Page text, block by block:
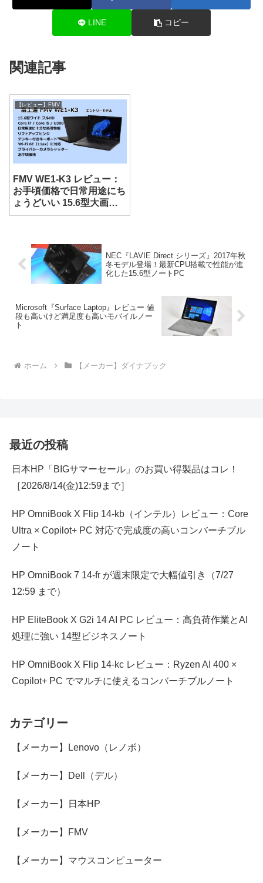
LINE コピー
関連記事
【レビュー】FMV
FMV WE1-K3 レビュー：
お手頃価格で日常用途にち
ょうどいい 15.6型大画面
ノート
NEC『LAVIE Direct シリーズ』2017年秋
冬モデル登場！最新CPU搭載で性能が進
化した15.6型ノートPC
Microsoft『Surface Laptop』レビュー 値
段も高いけど満足度も高いモバイルノー
ト
ホーム 【メーカー】ダイナブック
最近の投稿
日本HP「BIGサマーセール」のお買い得製品はコレ！
［2026/8/14(金)12:59まで］
HP OmniBook X Flip 14-kb（インテル）レビュー：Core
Ultra × Copilot+ PC 対応で完成度の高いコンバーチブル
ノート
HP OmniBook 7 14-fr が週末限定で大幅値引き（7/27
12:59 まで）
HP EliteBook X G2i 14 AI PC レビュー：高負荷作業とAI
処理に強い 14型ビジネスノート
HP OmniBook X Flip 14-kc レビュー：Ryzen AI 400 ×
Copilot+ PC でマルチに使えるコンバーチブルノート
カテゴリー
【メーカー】Lenovo（レノボ）
【メーカー】Dell（デル）
【メーカー】日本HP
【メーカー】FMV
【メーカー】マウスコンピューター